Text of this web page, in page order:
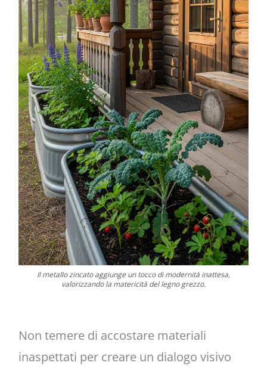
Il metallo zincato aggiunge un tocco di modernità inattesa,
valorizzando la matericità del legno grezzo.
Non temere di accostare materiali
inaspettati per creare un dialogo visivo